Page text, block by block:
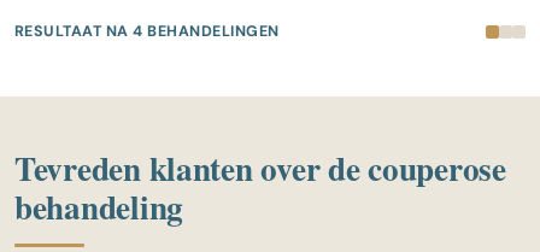
VOOR NA
RESULTAAT NA 4 BEHANDELINGEN
Tevreden klanten over de couperose
behandeling